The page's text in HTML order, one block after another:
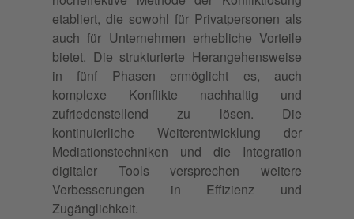
etabliert, die sowohl für Privatpersonen als
auch für Unternehmen erhebliche Vorteile
bietet. Die strukturierte Herangehensweise
in fünf Phasen ermöglicht es, auch
komplexe Konflikte nachhaltig und
zufriedenstellend zu lösen. Die
kontinuierliche Weiterentwicklung der
Mediationstechniken und die Integration
digitaler Tools versprechen weitere
Verbesserungen in Effizienz und
Zugänglichkeit.